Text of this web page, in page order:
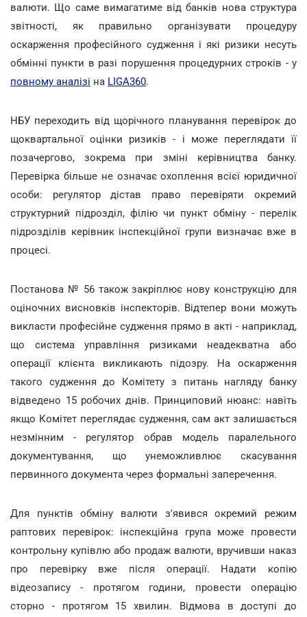
валюти. Що саме вимагатиме від банків нова структура
звітності, як правильно організувати процедуру
оскарження професійного судження і які ризики несуть
обмінні пункти в разі порушення процедурних строків - у
повному аналізі на LIGA360.
НБУ переходить від щорічного планування перевірок до
щоквартальної оцінки ризиків - і може переглядати її
позачергово, зокрема при зміні керівництва банку.
Перевірка більше не означає охоплення всієї юридичної
особи: регулятор дістав право перевіряти окремий
структурний підрозділ, філію чи пункт обміну - перелік
підрозділів керівник інспекційної групи визначає вже в
процесі.
Постанова № 56 також закріплює нову конструкцію для
оціночних висновків інспекторів. Відтепер вони можуть
викласти професійне судження прямо в акті - наприклад,
що система управління ризиками неадекватна або
операції клієнта викликають підозру. На оскарження
такого судження до Комітету з питань нагляду банку
відведено 15 робочих днів. Принциповий нюанс: навіть
якщо Комітет переглядає судження, сам акт залишається
незмінним - регулятор обрав модель паралельного
документування, що унеможливлює скасування
первинного документа через формальні заперечення.
Для пунктів обміну валюти з'явився окремий режим
раптових перевірок: інспекційна група може провести
контрольну купівлю або продаж валюти, вручивши наказ
про перевірку вже після операції. Надати копію
відеозапису - протягом години, провести операцію
сторно - протягом 15 хвилин. Відмова в доступі до